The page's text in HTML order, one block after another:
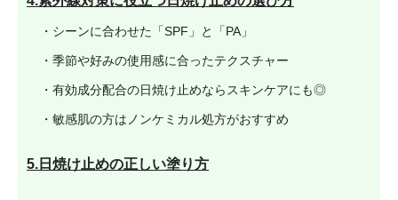
・シーンに合わせた「SPF」と「PA」
・季節や好みの使用感に合ったテクスチャー
・有効成分配合の日焼け止めならスキンケアにも◎
・敏感肌の方はノンケミカル処方がおすすめ
5.日焼け止めの正しい塗り方